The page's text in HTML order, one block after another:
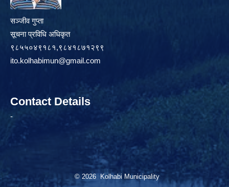
सञ्जीव गुप्ता
सूचना प्रविधि अधिकृत
९८५५०४९१८१,९८४१८७१२९९
ito.kolhabimun@gmail.com
Contact Details
-
© 2026 Kolhabi Municipality